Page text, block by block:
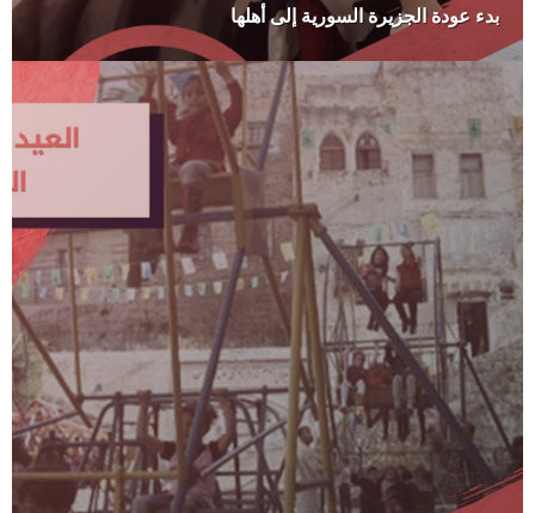
بدء عودة الجزيرة السورية إلى أهلها